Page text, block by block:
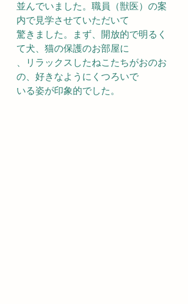
並んでいました。職員（獣医）の案
内で見学させていただいて
驚きました。まず、開放的で明るく
て犬、猫の保護のお部屋に
、リラックスしたねこたちがおのお
の、好きなようにくつろいで
いる姿が印象的でした。